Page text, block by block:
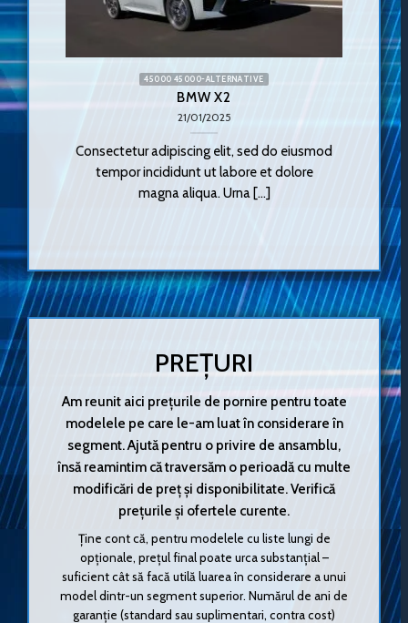
45000 45000-ALTERNATIVE
BMW X2
21/01/2025
Consectetur adipiscing elit, sed do eiusmod
tempor incididunt ut labore et dolore
magna aliqua. Urna [...]
PREȚURI
Am reunit aici prețurile de pornire pentru toate
modelele pe care le-am luat în considerare în
segment. Ajută pentru o privire de ansamblu,
însă reamintim că traversăm o perioadă cu multe
modificări de preț și disponibilitate. Verifică
prețurile și ofertele curente.
Ține cont că, pentru modelele cu liste lungi de
opționale, prețul final poate urca substanțial –
suficient cât să facă utilă luarea în considerare a unui
model dintr-un segment superior. Numărul de ani de
garanție (standard sau suplimentari, contra cost)